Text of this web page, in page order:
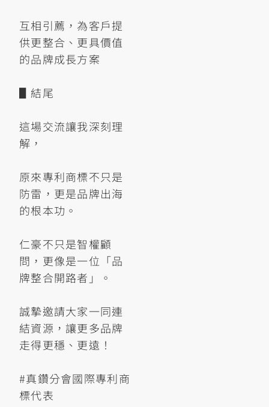
互相引薦，為客戶提
供更整合、更具價值
的品牌成長方案
▋結尾
這場交流讓我深刻理
解，
原來專利商標不只是
防雷，更是品牌出海
的根本功。
仁豪不只是智權顧
問，更像是一位「品
牌整合開路者」。
誠摯邀請大家一同連
結資源，讓更多品牌
走得更穩、更遠！
#真鑽分會國際專利商
標代表